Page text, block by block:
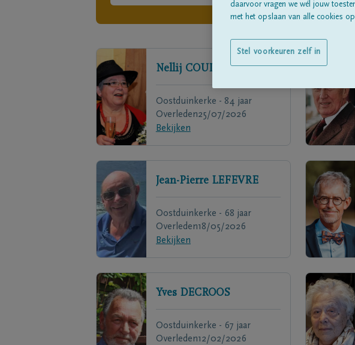
Nellij COUDIJZER
Oostduinkerke - 84 jaar
Overleden25/07/2026
Bekijken
Jean-Pierre LEFEVRE
Oostduinkerke - 68 jaar
Overleden18/05/2026
Bekijken
Yves DECROOS
Oostduinkerke - 67 jaar
Overleden12/02/2026
daarvoor vragen we wél jouw
met het opslaan van alle cookies
Stel voorkeuren zelf in